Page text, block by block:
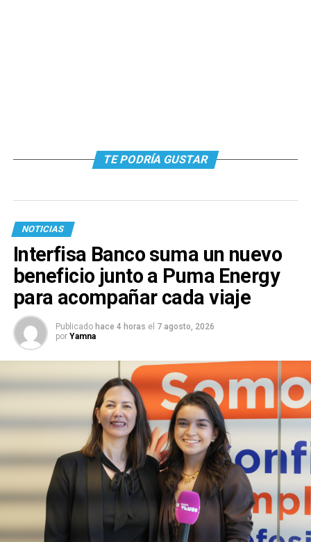
TE PODRÍA GUSTAR
NOTICIAS
Interfisa Banco suma un nuevo
beneficio junto a Puma Energy
para acompañar cada viaje
Publicado hace 4 horas el 7 agosto, 2026
por Yamna